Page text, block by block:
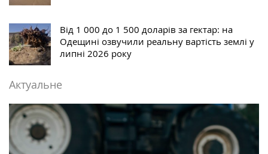
Від 1 000 до 1 500 доларів за гектар: на
Одещині озвучили реальну вартість землі у
липні 2026 року
Актуальне